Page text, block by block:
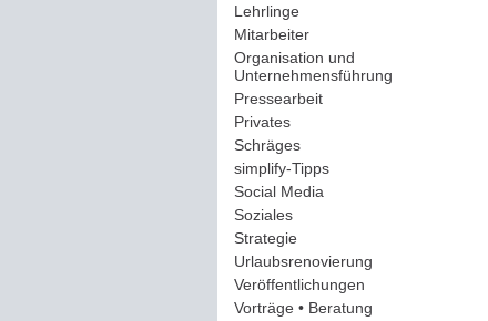
Lehrlinge(54)
Mitarbeiter(163)
Organisation und
Unternehmensführung
Pressearbeit(12)
Privates(193)
Schräges(161)
simplify-Tipps(123)
Social Media
Soziales(37)
Strategie(220)
Urlaubsrenovierung
Veröffentlichungen
Vorträge • Beratung